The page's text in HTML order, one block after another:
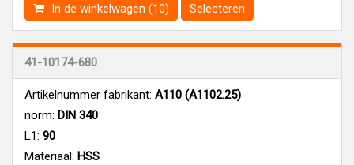
In de winkelwagen (10)
Selecteren
41-10174-680
Artikelnummer fabrikant: A110 (A1102.25)
norm: DIN 340
L1: 90
Materiaal: HSS